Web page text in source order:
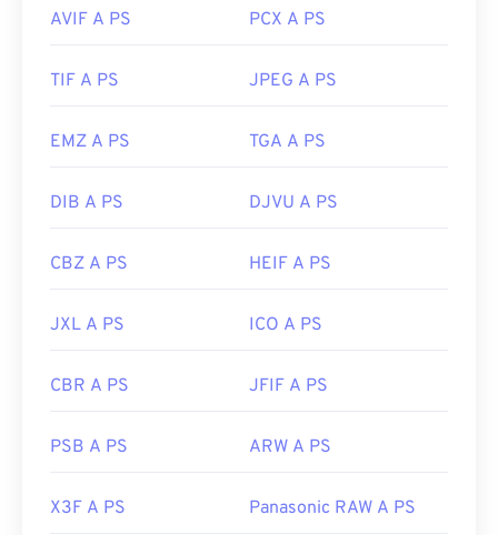
AVIF A PS PCX A PS
TIF A PS JPEG A PS
EMZ A PS TGA A PS
DIB A PS DJVU A PS
CBZ A PS HEIF A PS
JXL A PS ICO A PS
CBR A PS JFIF A PS
PSB A PS ARW A PS
X3F A PS Panasonic RAW A PS